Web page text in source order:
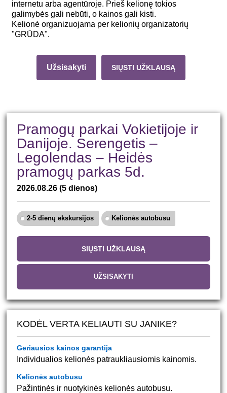
internetu arba agentūroje. Prieš kelionę tokios
galimybės gali nebūti, o kainos gali kisti.
Kelionė organizuojama per kelionių organizatorių
"GRŪDA".
Užsisakyti SIŲSTI UŽKLAUSĄ
Pramogų parkai Vokietijoje ir
Danijoje. Serengetis –
Legolendas – Heidės
pramogų parkas 5d.
2026.08.26 (5 dienos)
2-5 dienų ekskursijos Kelionės autobusu
SIŲSTI UŽKLAUSĄ
UŽSISAKYTI
KODĖL VERTA KELIAUTI SU JANIKE?
Geriausios kainos garantija
Individualios kelionės patraukliausiomis kainomis.
Kelionės autobusu
Pažintinės ir nuotykinės kelionės autobusu.